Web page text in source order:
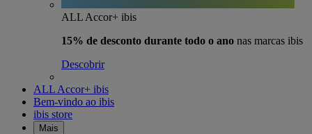
ALL Accor+ ibis
15% de desconto durante todo o ano nas marcas ibis
Descobrir
ALL Accor+ ibis
Bem-vindo ao ibis
ibis store
Mais